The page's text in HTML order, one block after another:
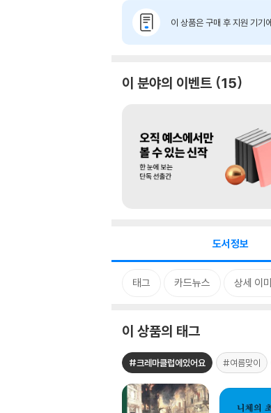
이 상품은 구매 후 지원 기기
이 분야의 이벤트 15
도서정보
태그 카드뉴스 상세 이
이 상품의 태그
#크레마클럽에있어요 #여름맞이